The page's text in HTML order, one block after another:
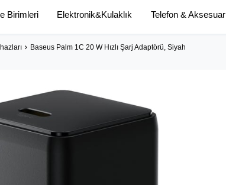
Birimleri Elektronik&Kulaklık Telefon & Aksesuar
Baseus Palm 1C 20 W Hızlı Şarj Adaptörü, Siyah